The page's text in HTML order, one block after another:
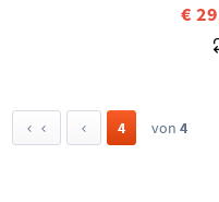
€
4 von 4